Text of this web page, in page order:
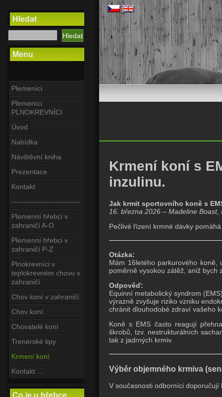
Hledat
Menu
Plemeníci
Plemeníci
PLNOKREVNÍCI
Úvod
Nabídka
Návštěvní kniha
Prezentace
Kontakt
----------------------------
Plemenní hřebci v
zahraničí A-O
Plemenní hřebci v
zahraničí P-Z
Plnokrevníci v
teplokrevném chovu v
zahraničí
Chov koní v zahraničí
Chov koní
Chovatelé koní
Trenérské tipy
Krmení koní
Kontakt ...
Co je u hřebce
Krmení koní s
inzulinu.
Jak krmit sportovního koně s
16. března 2026 – Madeline Boast,
Pečlivé řízení krmné dávky
Otázka:
Mám 16letého parkurového
poměrně vysokou zátěž, aniž bych
Odpověď:
Equinní metabolický syndrom
výrazně zvyšuje riziko vzniku
chránit dlouhodobé zdraví vašeho
Koně s EMS často reagují
škrobů, tzv. nestrukturálních
tak z jadrných krmiv.
Výběr objemného krmiva
V současnosti odborníci